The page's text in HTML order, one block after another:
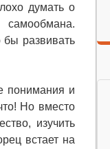
думать о
самообмана.
бы развивать
понимания и
Но вместо
изучить
встает на